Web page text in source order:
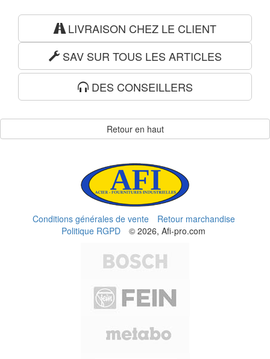
LIVRAISON CHEZ LE CLIENT
SAV SUR TOUS LES ARTICLES
DES CONSEILLERS
Retour en haut
Conditions générales de vente
Retour marchandise
Politique RGPD
© 2026, Afi-pro.com